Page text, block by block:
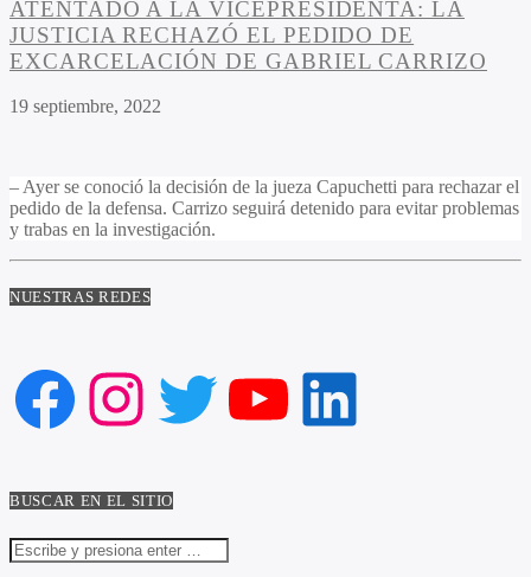
ATENTADO A LA VICEPRESIDENTA: LA
JUSTICIA RECHAZÓ EL PEDIDO DE
EXCARCELACIÓN DE GABRIEL CARRIZO
19 septiembre, 2022
– Ayer se conoció la decisión de la jueza Capuchetti para rechazar el
pedido de la defensa. Carrizo seguirá detenido para evitar problemas
y trabas en la investigación.
NUESTRAS REDES
Facebook
Instagram
Twitter
YouTube
LinkedIn
BUSCAR EN EL SITIO